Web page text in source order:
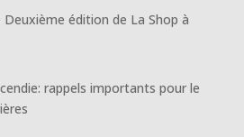
édition de La Shop à
rappels importants pour le